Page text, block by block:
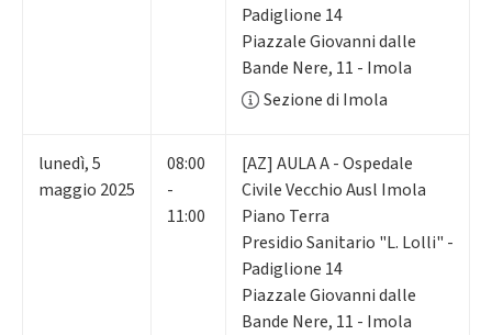
Padiglione 14
Piazzale Giovanni dalle
Bande Nere, 11 - Imola
Sezione di Imola
lunedì,5
maggio 2025
08:00
-
11:00
[AZ] AULA A - Ospedale
Civile Vecchio Ausl Imola
Piano Terra
Presidio Sanitario "L. Lolli" -
Padiglione 14
Piazzale Giovanni dalle
Bande Nere, 11 - Imola